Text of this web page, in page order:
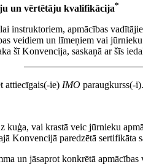
un vērtētāju kvalifikācija*
instruktoriem, apmācības
veidiem un līmeņiem vai
šī Konvencija, saskaņā ar šīs
attiecīgais(-ie) IMO paraugkurss(-i).
kuģa, vai krastā veic jūrnieku
Konvencijā paredzētā sertifikāta
un jāsaprot konkrētā